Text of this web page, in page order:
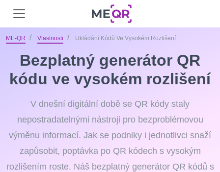
ME-QR Vlastnosti Ukládání Kódů Ve Vysokém Rozlišení
Bezplatný generátor QR
kódu ve vysokém rozlišení
V dnešní digitální době se QR kódy staly
nepostradatelnými nástroji pro bezproblémovou
výměnu informací. Jak se podniky i jednotlivci snaží
zapůsobit, poptávka po QR kódech s vysokým
rozlišením roste. Náš bezplatný generátor QR kódů s